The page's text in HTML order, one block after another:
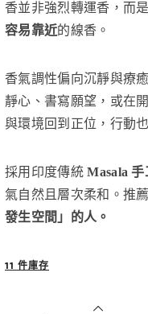
香並非強烈轉運香，而
容易靠近的線香。
香氣調性偏向沉靜與療
靜心、書寫願望，或在
與環境回到正位，行動
採用印度傳統Masala
氣自然且層次柔和。推薦
發生空間」的人。
11 件庫存